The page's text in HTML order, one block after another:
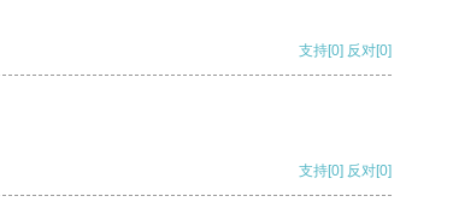
支持[0] 反对[0]
支持[0] 反对[0]